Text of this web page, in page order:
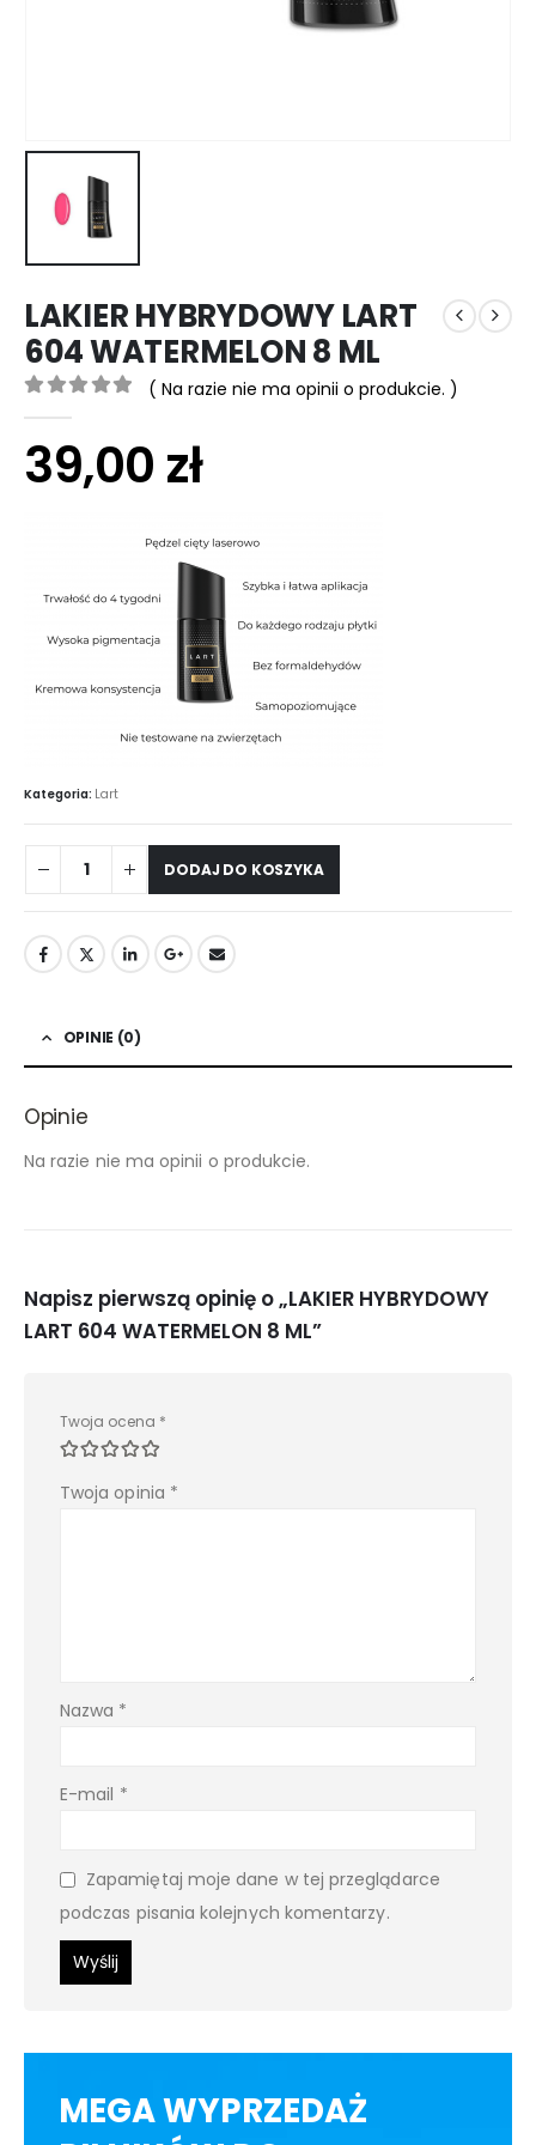
LAKIER HYBRYDOWY LART
604 WATERMELON 8 ML
( Na razie nie ma opinii o produkcie. )
39,00 zł
Kategoria: Lart
DODAJ DO KOSZYKA
OPINIE (0)
Opinie
Na razie nie ma opinii o produkcie.
Napisz pierwszą opinię o „LAKIER HYBRYDOWY
LART 604 WATERMELON 8 ML”
Twoja ocena *
Twoja opinia *
Nazwa *
E-mail *
Zapamiętaj moje dane w tej przeglądarce
podczas pisania kolejnych komentarzy.
MEGA WYPRZEDAŻ